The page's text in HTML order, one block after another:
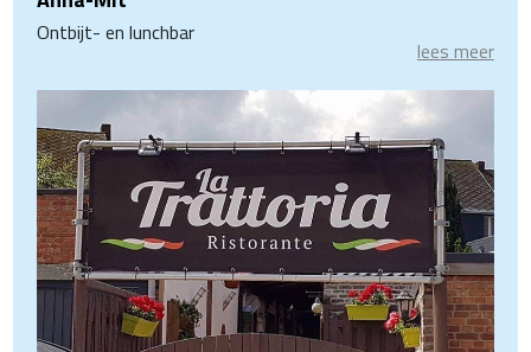
Ontbijt- en lunchbar
lees meer